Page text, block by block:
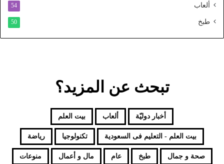
ألعاب 54
طبخ 50
تبحث عن المزيد؟
أخبار دوليّة ألعاب بيت العلم
بيت العلم - التعليم فى السعودية تكنولوجيا رياضة
صحة و جمال طبخ عام مال و أعمال منوعات